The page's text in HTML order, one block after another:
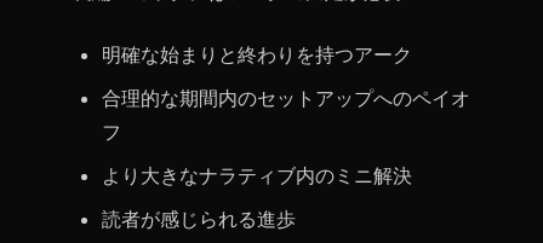
明確な始まりと終わりを持つアーク
合理的な期間内のセットアップへのペイオ
フ
より大きなナラティブ内のミニ解決
読者が感じられる進歩